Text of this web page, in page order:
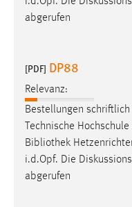
abgerufen
[PDF] DP88
Relevanz:
Bestellungen
Technische
Bibliothek
i.d.Opf. Die
abgerufen
Cookie Laufzeit:
Login
Name:
fe_user, be_user,
Zweck:
Dieser Cookie ist